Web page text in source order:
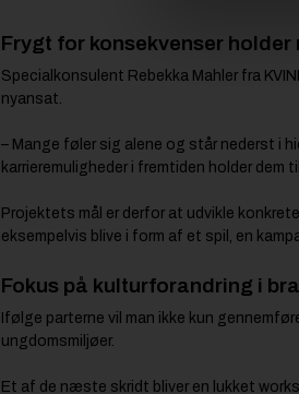
Frygt for konsekvenser holder
Specialkonsulent Rebekka Mahler fra
nyansat.
– Mange føler sig alene og står nederst i
karrieremuligheder i fremtiden holder dem
Projektets mål er derfor at udvikle
eksempelvis blive i form af et spil, en
Fokus på kulturforandring i
Ifølge parterne vil man ikke kun
ungdomsmiljøer.
Et af de næste skridt bliver en lukket